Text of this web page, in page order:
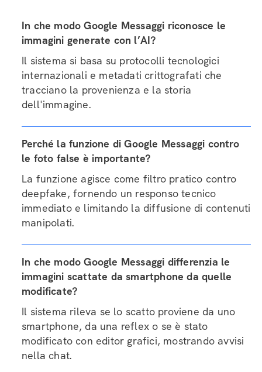
In che modo Google Messaggi riconosce le
immagini generate con l’AI?
Il sistema si basa su protocolli tecnologici
internazionali e metadati crittografati che
tracciano la provenienza e la storia
dell'immagine.
Perché la funzione di Google Messaggi contro
le foto false è importante?
La funzione agisce come filtro pratico contro
deepfake, fornendo un responso tecnico
immediato e limitando la diffusione di contenuti
manipolati.
In che modo Google Messaggi differenzia le
immagini scattate da smartphone da quelle
modificate?
Il sistema rileva se lo scatto proviene da uno
smartphone, da una reflex o se è stato
modificato con editor grafici, mostrando avvisi
nella chat.